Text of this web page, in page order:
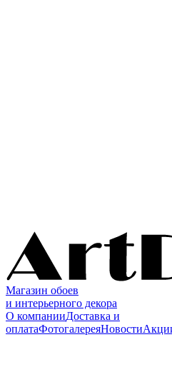
Магазин обоев
и интерьерного декора
О компанииДоставка и
оплатаФотогалереяНовости